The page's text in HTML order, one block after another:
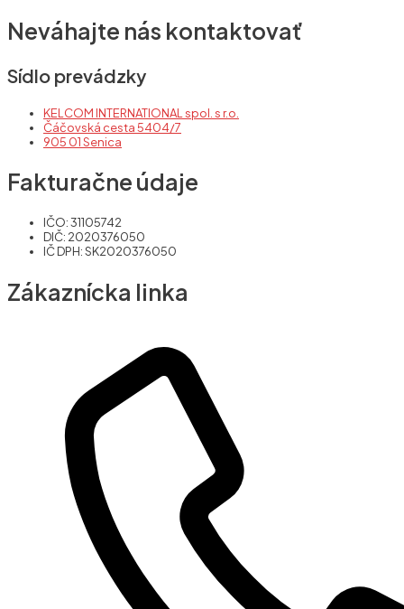
Neváhajte nás kontaktovať
Sídlo prevádzky
KELCOM INTERNATIONAL spol. s r.o.
Čáčovská cesta 5404/7
905 01 Senica
Fakturačne údaje
IČO: 31105742
DIČ: 2020376050
IČ DPH: SK2020376050
Zákaznícka linka